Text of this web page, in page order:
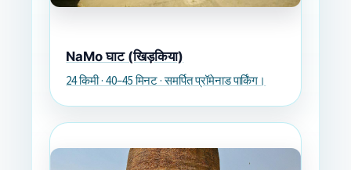
NaMo घाट (खिड़किया)
24 किमी · 40–45 मिनट · समर्पित प्रॉमेनाड पार्किंग।